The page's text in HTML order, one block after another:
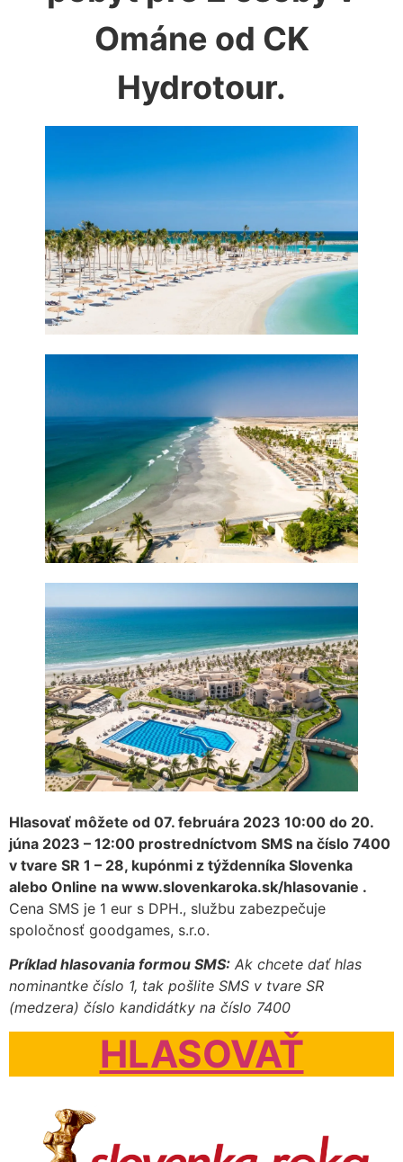
Ománe od CK
Hydrotour.
Hlasovať môžete od 07. februára 2023 10:00 do 20.
júna 2023 – 12:00 prostredníctvom SMS na číslo 7400
v tvare SR 1 – 28, kupónmi z týždenníka Slovenka
alebo Online na www.slovenkaroka.sk/hlasovanie .
Cena SMS je 1 eur s DPH., službu zabezpečuje
spoločnosť goodgames, s.r.o.
Príklad hlasovania formou SMS: Ak chcete dať hlas
nominantke číslo 1, tak pošlite SMS v tvare SR
(medzera) číslo kandidátky na číslo 7400
HLASOVAŤ